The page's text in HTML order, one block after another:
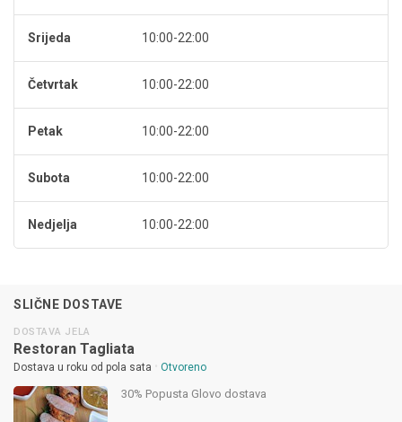
Srijeda 10:00-22:00
Četvrtak 10:00-22:00
Petak 10:00-22:00
Subota 10:00-22:00
Nedjelja 10:00-22:00
SLIČNE DOSTAVE
DOSTAVA JELA
Restoran Tagliata
Dostava u roku od pola sata Otvoreno
30% Popusta Glovo dostava